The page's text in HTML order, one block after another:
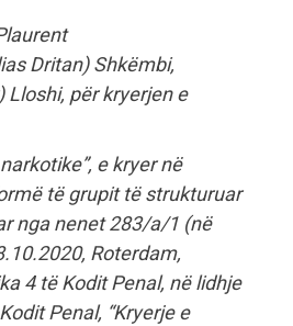
Dritan) Shkëmbi,
Lloshi, për kryerjen e
e kryer në
të grupit të strukturuar
nga nenet 283/a/1 (në
Roterdam,
4 të Kodit Penal, në lidhje
Penal, “Kryerje e